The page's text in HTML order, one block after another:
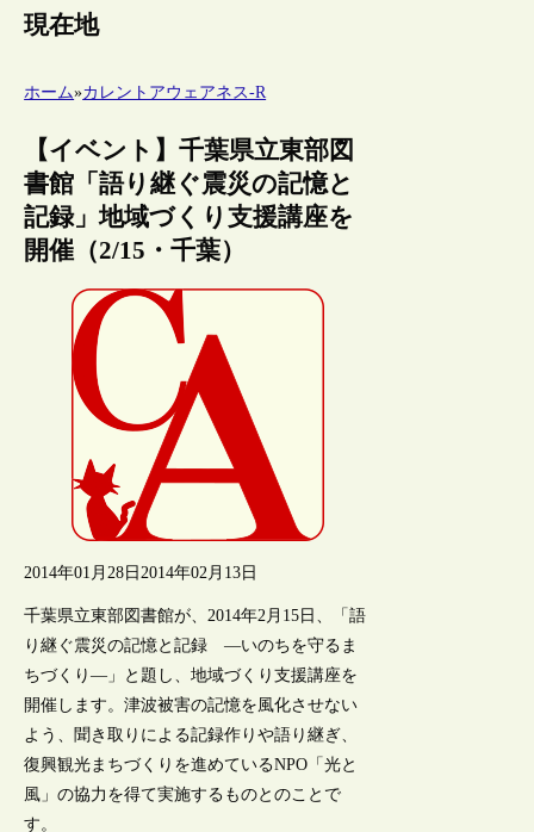
現在地
ホーム»カレントアウェアネス-R
【イベント】千葉県立東部図
書館「語り継ぐ震災の記憶と
記録」地域づくり支援講座を
開催（2/15・千葉）
2014年01月28日 2014年02月13日
千葉県立東部図書館が、2014年2月15日、「語
り継ぐ震災の記憶と記録 ―いのちを守るま
ちづくり―」と題し、地域づくり支援講座を
開催します。津波被害の記憶を風化させない
よう、聞き取りによる記録作りや語り継ぎ、
復興観光まちづくりを進めているNPO「光と
風」の協力を得て実施するものとのことで
す。